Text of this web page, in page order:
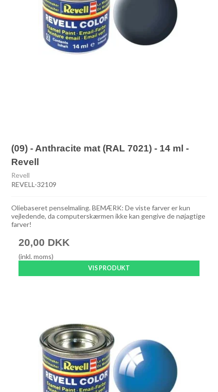
(09) - Anthracite mat (RAL 7021) - 14 ml -
Revell
Revell
REVELL-32109
Oliebaseret penselmaling. BEMÆRK: De viste farver er kun
vejledende, da computerskærmen ikke kan gengive de nøjagtige
farver!
20,00 DKK
(inkl. moms)
VIS PRODUKT